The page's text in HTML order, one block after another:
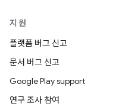
지원
플랫폼 버그 신고
문서 버그 신고
Google Play support
연구 조사 참여